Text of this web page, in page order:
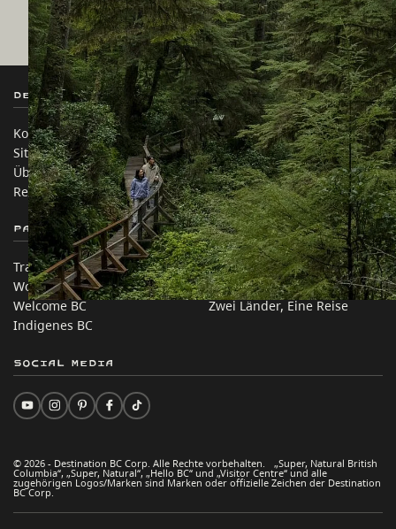
Destination BC
Kontakt
Sitemap
Über uns
Rechtliches & Richtlinien
Unsere Websites
Reisebranche
Medien
Unternehmen
简体中文 – China
Partnerseiten
Trade & Invest BC
Work BC
Welcome BC
Indigenes BC
Auf dieser Website
Reisevorschläge
Praktische Tipps
Zwei Länder, Eine Reise
© 2026 - Destination BC Corp. Alle Rechte vorbehalten. „Super, Natural British
Columbia“, „Super, Natural“, „Hello BC“ und „Visitor Centre“ und alle
zugehörigen Logos/Marken sind Marken oder offizielle Zeichen der Destination
BC Corp.
Social Media